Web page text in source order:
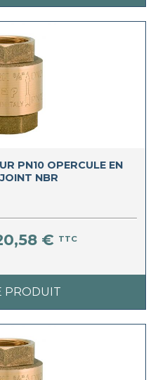
PN10 OPERCULE EN
NBR
€ TTC
PRODUIT